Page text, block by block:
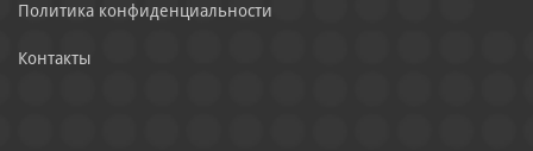
Политика конфиденциальности
Контакты